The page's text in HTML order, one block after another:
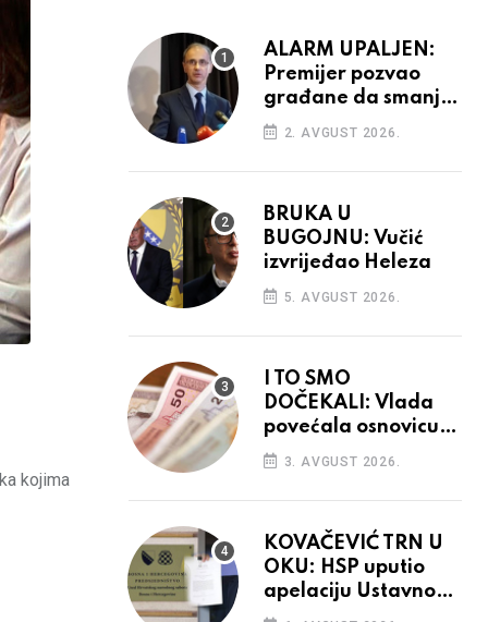
kojima
ALARM UPALJEN:
Premijer pozvao
građane da smanje
potrošnju struje
2. AVGUST 2026.
BRUKA U
BUGOJNU: Vučić
izvrijeđao Heleza
5. AVGUST 2026.
I TO SMO
DOČEKALI: Vlada
povećala osnovicu
za obračun plaća
budžetskim
korisnicima
3. AVGUST 2026.
KOVAČEVIĆ TRN U
OKU: HSP uputio
apelaciju Ustavnom
sudu BiH